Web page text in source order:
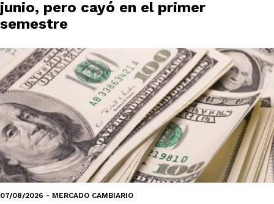
junio, pero cayó en el primer
semestre
07/08/2026 - MERCADO CAMBIARIO